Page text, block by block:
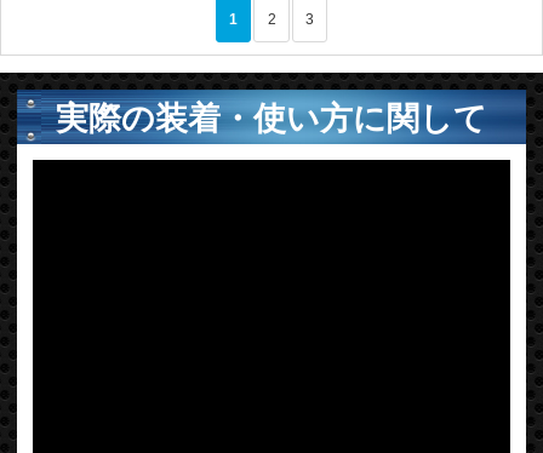
1 2 3
実際の装着・使い方に関して